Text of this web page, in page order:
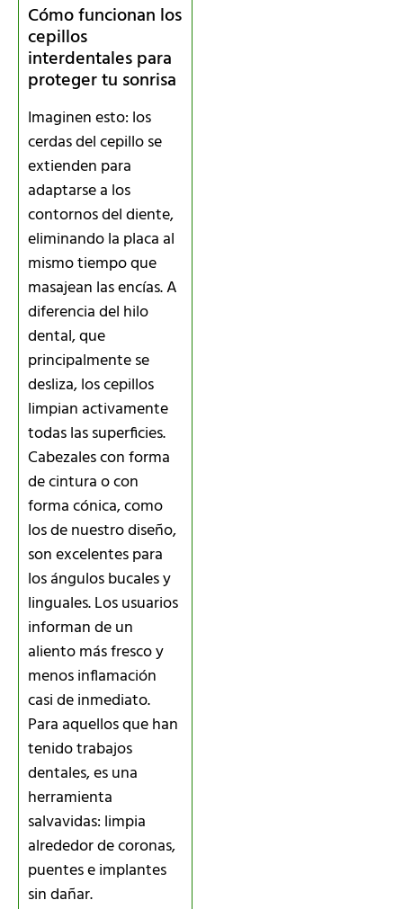
Cómo funcionan los
cepillos
interdentales para
proteger tu sonrisa
Imaginen esto: los
cerdas del cepillo se
extienden para
adaptarse a los
contornos del diente,
eliminando la placa al
mismo tiempo que
masajean las encías. A
diferencia del hilo
dental, que
principalmente se
desliza, los cepillos
limpian activamente
todas las superficies.
Cabezales con forma
de cintura o con
forma cónica, como
los de nuestro diseño,
son excelentes para
los ángulos bucales y
linguales. Los usuarios
informan de un
aliento más fresco y
menos inflamación
casi de inmediato.
Para aquellos que han
tenido trabajos
dentales, es una
herramienta
salvavidas: limpia
alrededor de coronas,
puentes e implantes
sin dañar.